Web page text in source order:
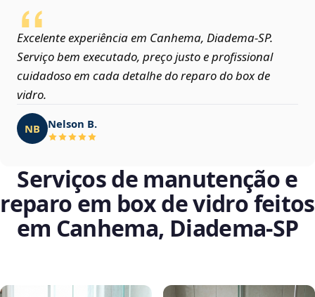
Excelente experiência em Canhema, Diadema‑SP.
Serviço bem executado, preço justo e profissional
cuidadoso em cada detalhe do reparo do box de
vidro.
NB Nelson B.
Serviços de manutenção e
reparo em box de vidro feitos
em Canhema, Diadema‑SP